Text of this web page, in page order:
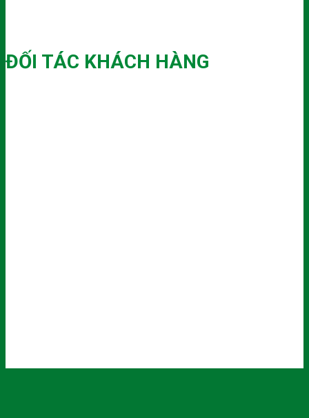
ĐỐI TÁC KHÁCH HÀNG